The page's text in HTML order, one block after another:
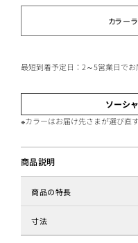
カラー
最短到着予定日：2～5営業日でお
ソーシ
※カラーはお届け先さまが選び直
商品説明
商品の特長
寸法